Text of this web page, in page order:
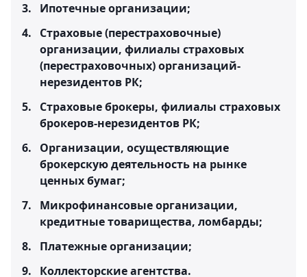
Ипотечные организации;
Страховые (перестраховочные)
организации, филиалы страховых
(перестраховочных) организаций-
нерезидентов РК;
Страховые брокеры, филиалы страховых
брокеров-нерезидентов РК;
Организации, осуществляющие
брокерскую деятельность на рынке
ценных бумаг;
Микрофинансовые организации,
кредитные товарищества, ломбарды;
Платежные организации;
Коллекторские агентства.